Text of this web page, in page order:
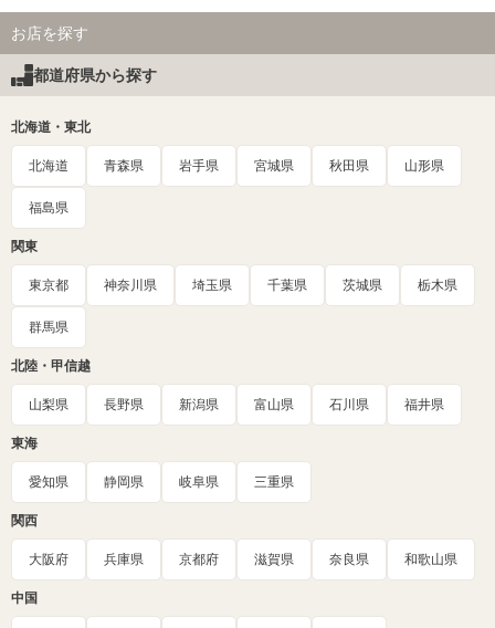
お店を探す
都道府県から探す
北海道・東北
北海道 青森県 岩手県 宮城県 秋田県 山形県
福島県
関東
東京都 神奈川県 埼玉県 千葉県 茨城県 栃木県
群馬県
北陸・甲信越
山梨県 長野県 新潟県 富山県 石川県 福井県
東海
愛知県 静岡県 岐阜県 三重県
関西
大阪府 兵庫県 京都府 滋賀県 奈良県 和歌山県
中国